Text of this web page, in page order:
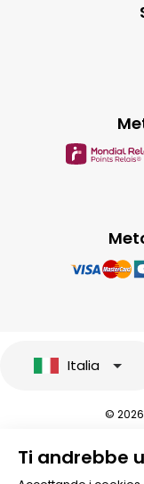
Ti andrebbe
Italia
©